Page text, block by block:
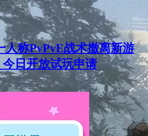
人称PvPvE战术撤离新游
日开放试玩申请